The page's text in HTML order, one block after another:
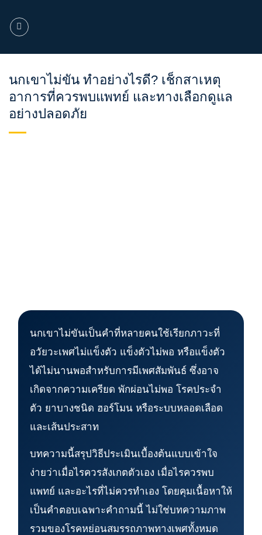
นกเขาไม่ขัน ทำอย่างไรดี? เช็กสาเหตุ
อาการที่ควรพบแพทย์ และทางเลือกดูแล
อย่างปลอดภัย
นกเขาไม่ขันเป็นคำที่หลายคนใช้เรียกภาวะที่
อวัยวะเพศไม่แข็งตัว แข็งตัวไม่พอ หรือแข็งตัว
ได้ไม่นานพอสำหรับการมีเพศสัมพันธ์ ซึ่งอาจ
เกิดจากความเครียด พักผ่อนไม่พอ โรคประจำ
ตัว ยาบางชนิด ฮอร์โมน หรือระบบหลอดเลือด
และเส้นประสาท
บทความนี้สรุปวิธีประเมินเบื้องต้นแบบเข้าใจ
ง่ายว่าเมื่อไรควรสังเกตตัวเอง เมื่อไรควรพบ
แพทย์ และอะไรที่ไม่ควรทำเอง โดยคุมเนื้อหาให้
เป็นคำตอบเฉพาะคำถามนี้ ไม่ใช่บทความภาพ
รวมของโรคหย่อนสมรรถภาพทางเพศทั้งหมด